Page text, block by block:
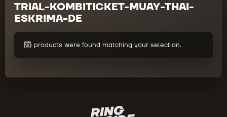
TRIAL-KOMBITICKET-MUAY-THAI-
ESKRIMA-DE
No products were found matching your selection.